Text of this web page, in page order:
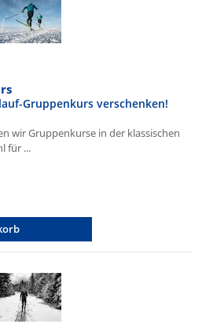
Gruppenkurs verschenken!
wir Gruppenkurse in der klassischen
für ...